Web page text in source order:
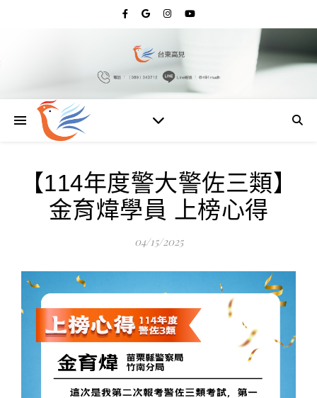
【114年度警大警佐三類】
金育煒學員 上榜心得​
04/15/2025